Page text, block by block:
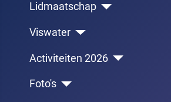
Lidmaatschap
Viswater
Activiteiten 2026
Foto's